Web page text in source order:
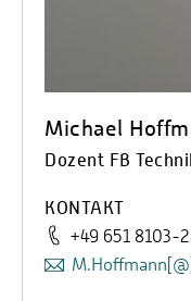
Michael
Dozent FB
KONTAKT
+49 651 8103-